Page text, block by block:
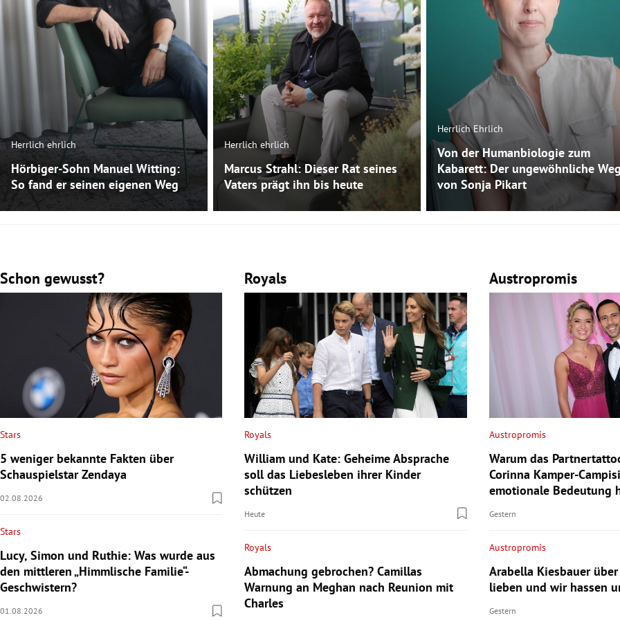
Herrlich ehrlich
Hörbiger-Sohn Manuel Witting:
So fand er seinen eigenen Weg
Herrlich ehrlich
Marcus Strahl: Dieser Rat seines
Vaters prägt ihn bis heute
Herrlich Ehrlich
Von der Humanbiologie zum
Kabarett: Der ungewöhnliche Weg
von Sonja Pikart
Schon gewusst?
Stars
5 weniger bekannte Fakten über
Schauspielstar Zendaya
02.08.2026
Stars
Lucy, Simon und Ruthie: Was wurde aus
den mittleren „Himmlische Familie“-
Geschwistern?
01.08.2026
Royals
Royals
William und Kate: Geheime Absprache
soll das Liebesleben ihrer Kinder
schützen
Heute
Royals
Abmachung gebrochen? Camillas
Warnung an Meghan nach Reunion mit
Charles
Austropromis
Austropromis
Warum das
Corinna Kamper-
emotionale Bedeutung
Gestern
Austropromis
Arabella Kiesbauer über
lieben und wir hassen
Gestern